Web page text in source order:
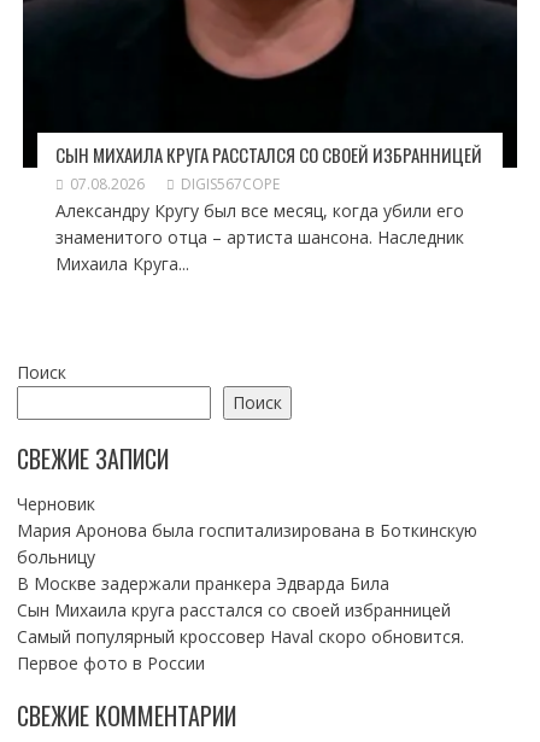
СЫН МИХАИЛА КРУГА РАССТАЛСЯ СО СВОЕЙ ИЗБРАННИЦЕЙ
07.08.2026 DIGIS567COPE
Александру Кругу был все месяц, когда убили его
знаменитого отца – артиста шансона. Наследник
Михаила Круга...
Поиск
Поиск
СВЕЖИЕ ЗАПИСИ
Черновик
Мария Аронова была госпитализирована в Боткинскую
больницу
В Москве задержали пранкера Эдварда Била
Сын Михаила круга расстался со своей избранницей
Самый популярный кроссовер Haval скоро обновится.
Первое фото в России
СВЕЖИЕ КОММЕНТАРИИ